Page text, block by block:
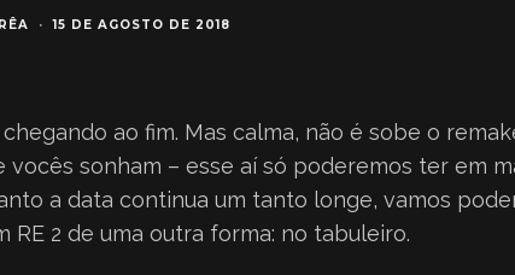
· 15 DE AGOSTO DE 2018
ao fim. Mas calma, não é sobe o
vocês sonham – esse aí só poderemos ter em
a data continua um tanto longe, vamos
RE 2 de uma outra forma: no tabuleiro.